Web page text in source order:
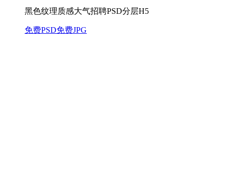
黑色纹理质感大气招聘PSD分层H5
免费PSD免费JPG